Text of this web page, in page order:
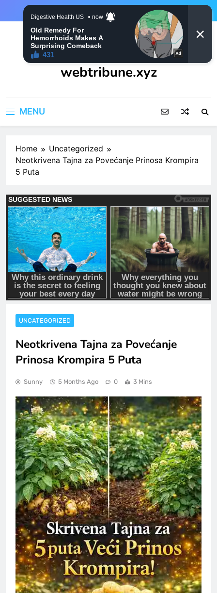
webtribune.xyz
MENU
Home
Uncategorized
Neotkrivena Tajna za Povećanje Prinosa Krompira
5 Puta
UNCATEGORIZED
Neotkrivena Tajna za Povećanje
Prinosa Krompira 5 Puta
Sunny 5 Months Ago 0 3 Mins